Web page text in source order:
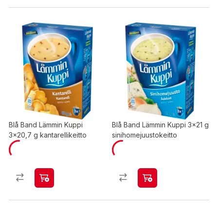
Blå Band Lämmin Kuppi
3x20,7 g kantarellikeitto
Blå Band Lämmin Kuppi 3x21 g
sinihomejuustokeitto